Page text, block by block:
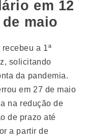
em 12
maio
a 1ª
solicitando
da pandemia.
em 27 de maio
na redução de
de prazo até
a partir de